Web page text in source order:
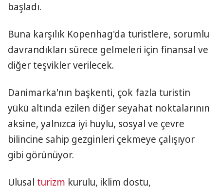
başladı.
Buna karşılık Kopenhag'da turistlere, sorumlu
davrandıkları sürece gelmeleri için finansal ve
diğer teşvikler verilecek.
Danimarka'nın başkenti, çok fazla turistin
yükü altında ezilen diğer seyahat noktalarının
aksine, yalnızca iyi huylu, sosyal ve çevre
bilincine sahip gezginleri çekmeye çalışıyor
gibi görünüyor.
Ulusal turizm kurulu, iklim dostu,